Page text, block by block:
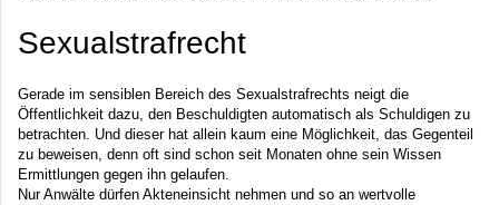
Sexualstrafrecht
Gerade im sensiblen Bereich des Sexualstrafrechts neigt die
Öffentlichkeit dazu, den Beschuldigten automatisch als Schuldigen zu
betrachten. Und dieser hat allein kaum eine Möglichkeit, das Gegenteil
zu beweisen, denn oft sind schon seit Monaten ohne sein Wissen
Ermittlungen gegen ihn gelaufen.
Nur Anwälte dürfen Akteneinsicht nehmen und so an wertvolle